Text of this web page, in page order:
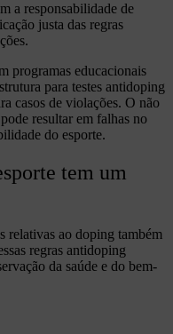
a responsabilidade de
justa das regras
programas educacionais
para testes antidoping
casos de violações. O não
resultar em falhas no
do esporte.
tem um
relativas ao doping também
regras antidoping
da saúde e do bem-